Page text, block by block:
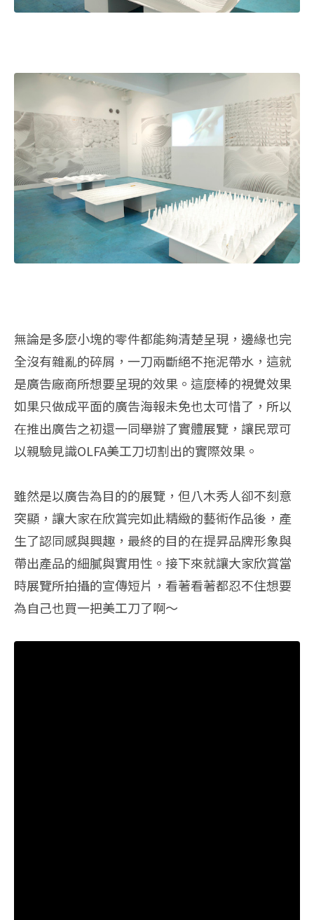
無論是多麼小塊的零件都能夠清楚呈現，邊緣也完
全沒有雜亂的碎屑，一刀兩斷絕不拖泥帶水，這就
是廣告廠商所想要呈現的效果。這麼棒的視覺效果
如果只做成平面的廣告海報未免也太可惜了，所以
在推出廣告之初還一同舉辦了實體展覽，讓民眾可
以親驗見識OLFA美工刀切割出的實際效果。
雖然是以廣告為目的的展覽，但八木秀人卻不刻意
突顯，讓大家在欣賞完如此精緻的藝術作品後，產
生了認同感與興趣，最終的目的在提昇品牌形象與
帶出產品的細膩與實用性。接下來就讓大家欣賞當
時展覽所拍攝的宣傳短片，看著看著都忍不住想要
為自己也買一把美工刀了啊～